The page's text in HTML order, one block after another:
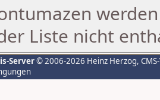
Liste nicht
Server© 2006-2026 Heinz Herzog,